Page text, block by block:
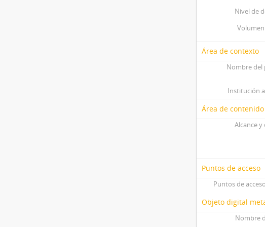
Nivel de
Área de contexto
Nombre
Institución
Área de
Alcance
Puntos de acceso
Puntos de
Objeto digital
Nombre